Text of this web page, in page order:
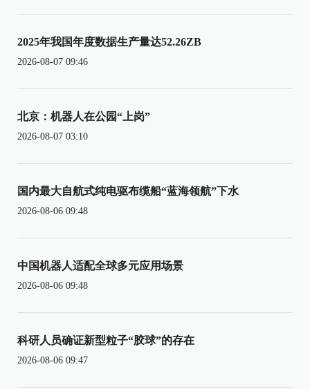
2025年我国年度数据生产量达52.26ZB
2026-08-07 09:46
北京：机器人在公园“上岗”
2026-08-07 03:10
国内最大自航式纯电驱布缆船“蓝海领航”下水
2026-08-06 09:48
中国机器人适配全球多元应用场景
2026-08-06 09:48
科研人员确证新型粒子“胶球”的存在
2026-08-06 09:47